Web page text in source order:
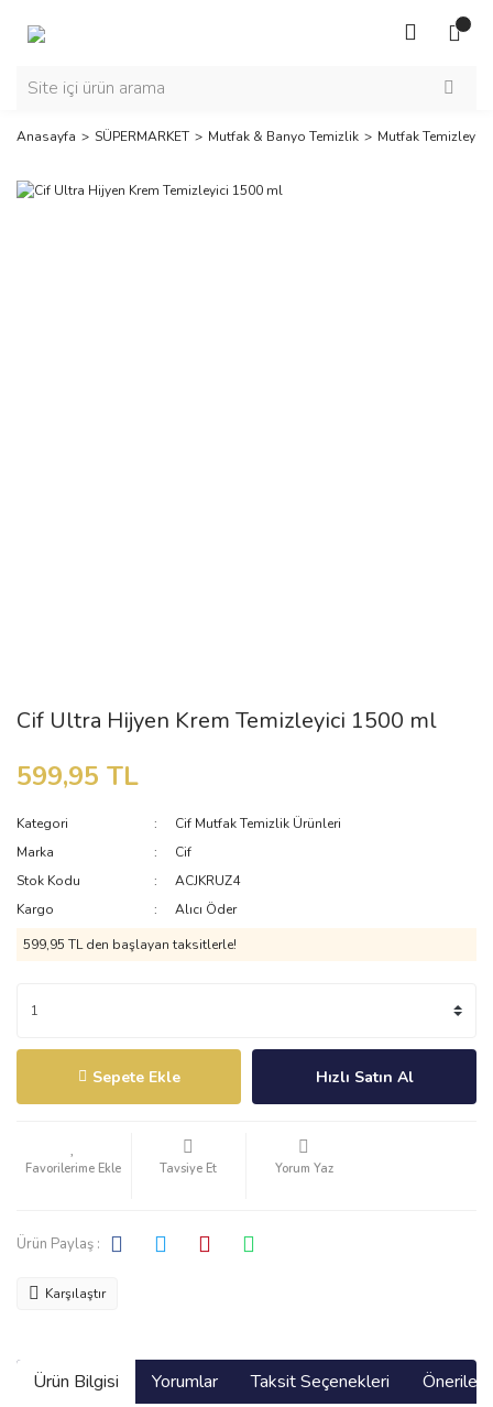
Anasayfa SÜPERMARKET Mutfak & Banyo Temizlik Mutfak
Cif Ultra Hijyen Krem Temizleyici 1500 ml
599,95 TL
Kategori
Cif Mutfak Temizlik Ürünleri
Marka
Cif
Stok Kodu
ACJKRUZ4
Kargo
Alıcı Öder
599,95 TL den başlayan taksitlerle!
Sepete Ekle Hızlı Satın Al
Tavsiye Et Yorum Yaz
Ürün Paylaş :
Karşılaştır
Ürün Bilgisi Yorumlar Taksit Seçenekleri